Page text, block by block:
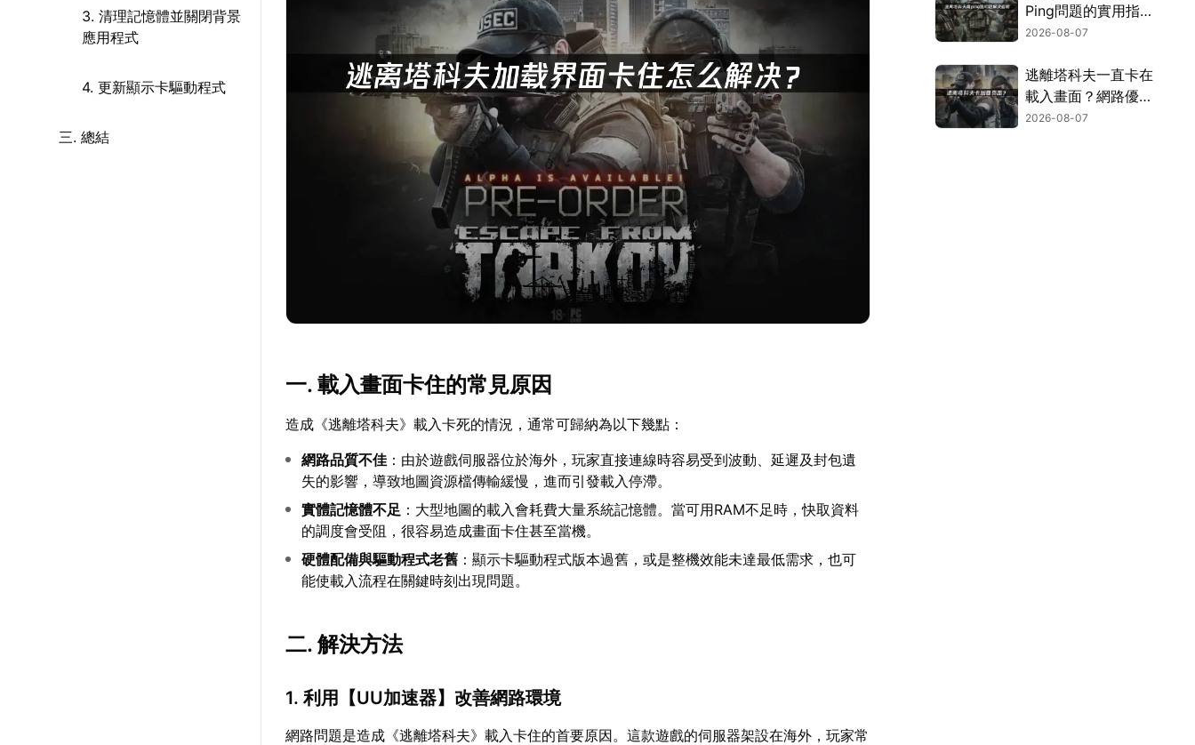
3. 清理記憶體並關閉背景
應用程式
4. 更新顯示卡驅動程式
三. 總結
一. 載入畫面卡住的常見原因
造成《逃離塔科夫》載入卡死的情況，通常可歸納為以下幾點：
網路品質不佳 ：由於遊戲伺服器位於海外，玩家直接連線時容易受到波動、延遲及封包遺
失的影響，導致地圖資源檔傳輸緩慢，進而引發載入停滯。
實體記憶體不足 ：大型地圖的載入會耗費大量系統記憶體。當可用RAM不足時，快取資料
的調度會受阻，很容易造成畫面卡住甚至當機。
硬體配備與驅動程式老舊 ：顯示卡驅動程式版本過舊，或是整機效能未達最低需求，也可
能使載入流程在關鍵時刻出現問題。
二. 解決方法
1. 利用【UU加速器】改善網路環境
網路問題是造成《逃離塔科夫》載入卡住的首要原因。這款遊戲的伺服器架設在海外，玩家常
Ping問題的實用指
南！
2026-08-07
逃離塔科夫一直卡在
載入畫面？網路優化
與資源釋放完整指
2026-08-07